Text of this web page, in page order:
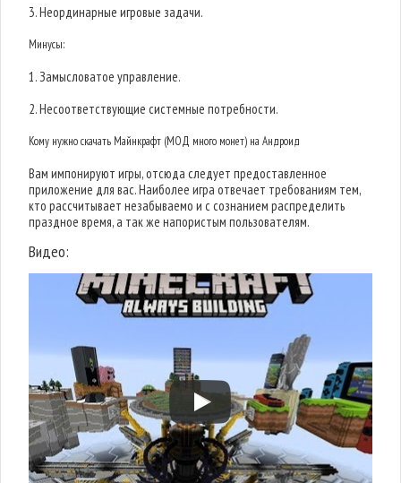
3. Неординарные игровые задачи.
Минусы:
1. Замысловатое управление.
2. Несоответствующие системные потребности.
Кому нужно скачать Майнкрафт (МОД много монет) на Андроид
Вам импонируют игры, отсюда следует предоставленное
приложение для вас. Наиболее игра отвечает требованиям тем,
кто рассчитывает незабываемо и с сознанием распределить
праздное время, а так же напористым пользователям.
Видео: